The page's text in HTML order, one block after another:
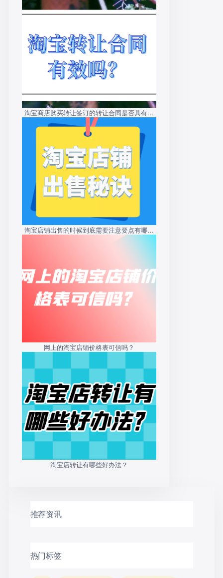
淘宝商店购买转让签订的转让合同是否具有法
律效力？
淘宝店铺出售的时候到底需要注意要点有哪些
网上的淘宝店铺价格表可信吗？
淘宝店转让有哪些好办法？
推荐资讯
热门标签